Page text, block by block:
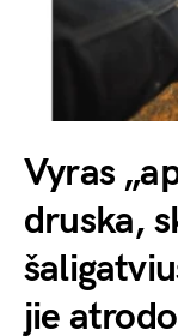
Vyras
druska,
jie